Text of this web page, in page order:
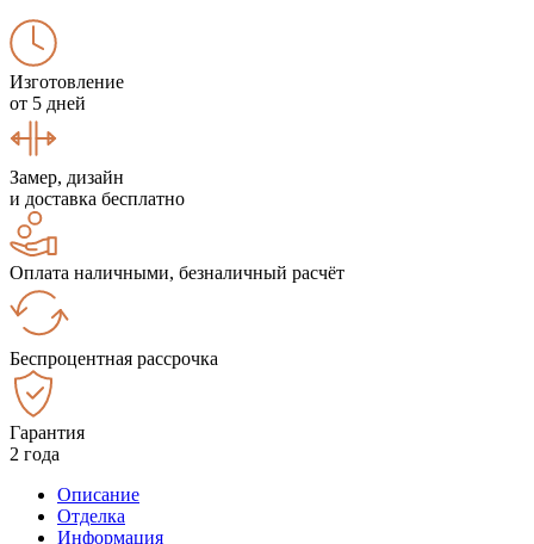
Изготовление
от 5 дней
Замер, дизайн
и доставка бесплатно
Оплата наличными, безналичный расчёт
Беспроцентная рассрочка
Гарантия
2 года
Описание
Отделка
Информация